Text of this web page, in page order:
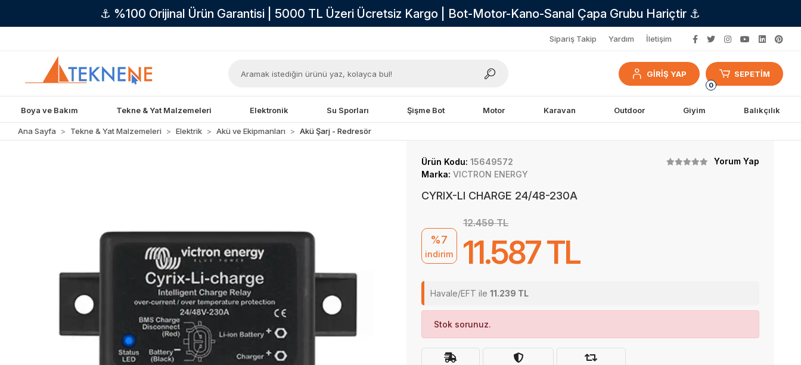
⚓ %100 Orijinal Ürün Garantisi | 5000 TL Üzeri Ücretsiz Kargo | Bot-Motor-Kano-Sanal Çapa Grubu Hariçtir ⚓
Sipariş Takip Yardım İletişim
GİRİŞ YAP
0
SEPETİM
Boya ve Bakım Tekne & Yat Malzemeleri Elektronik Su Sporları Şişme Bot Motor Karavan Outdoor Giyim Balıkçılık
Ana Sayfa Tekne & Yat Malzemeleri Elektrik Akü ve Ekipmanları Akü Şarj - Redresör
Ürün Kodu: 15649572
Yorum Yap
Marka: VICTRON ENERGY
CYRIX-LI CHARGE 24/48-230A
%7
indirim
12.459 TL
11.587 TL
Havale/EFT ile 11.239 TL
Stok sorunuz.